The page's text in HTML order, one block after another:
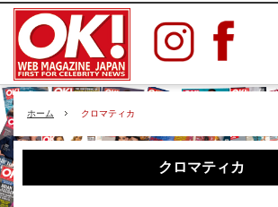
ホーム クロマティカ
クロマティカ